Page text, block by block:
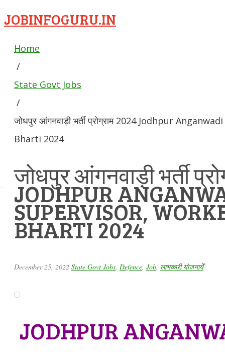
JOBINFOGURU.IN
Home
/
State Govt Jobs
/
जोधपुर आंगनवाड़ी भर्ती प्रोग्राम 2024 Jodhpur
Bharti 2024
जोधपुर आंगनवाड़ी भर्ती
JODHPUR
SUPERVISOR,
BHARTI 2024
December 25, 2022 State Govt Jobs Defence Job लाभकारी योजनायेँ
JODHPUR